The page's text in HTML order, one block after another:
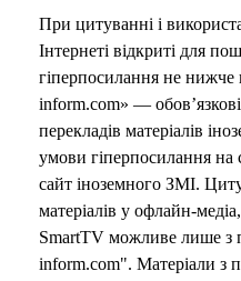
При цитуванні і
Інтернеті відкриті для
гіперпосилання не
inform.com» —
перекладів матеріалів
умови гіперпосилання на
сайт іноземного ЗМІ.
матеріалів у офлайн-
SmartTV можливе лише з
inform.com". Матеріали з